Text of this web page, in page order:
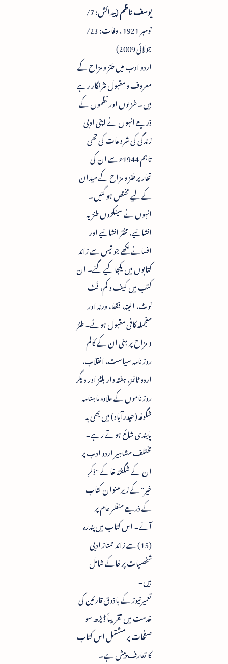
یوسف ناظم
(پیدائش: 7/
نومبر 1921 ، وفات: 23/
جولائی 2009)
اردو ادب میں طنز و مزاح کے
معروف و مقبول نثرنگار رہے
ہیں۔ غزلوں اور نظموں کے
ذریعے انہوں نے اپنی ادبی
زندگی کی شروعات کی تھی
تاہم 1944ء سے ان کی
تحاریر طنز و مزاح کے میدان
کے لیے مختص ہو گئیں۔
انہوں نے سینکڑوں طنزیہ
انشائیے، مختر انشائیے اور
افسانے لکھے جو تیس سے زائد
کتابوں میں یکجا کیے گئے۔ ان
کتب میں کیف و کم، فُٹ
نوٹ، البتہ، فقط، ورنہ اور
منجملہ کافی مقبول ہوئے۔ طنز
و مزاح پر مبنی ان کے کالم
روزنامہ سیاست، انقلاب،
اردو ٹائمز، ہفتہ وار بلٹز اور دیگر
روزناموں کے علاوہ ماہنامہ
شگوفہ (حیدرآباد) میں بھی بہ
پابندی شائع ہوتے رہے۔
مختلف مشاہیر اردو ادب پر
ان کے شگفتہ خاکے "ذکرِ
خیر" کے زیرعنوان کتاب
کے ذریعے منظر عام پر
آئے۔ اس کتاب میں پندرہ
(15) سے زائد ممتاز ادبی
شخصیات پر خاکے شامل
ہیں۔
تعمیرنیوز کے باذوق قارئین کی
خدمت میں تقریباً ڈیڑھ سو
صفحات پر مشتمل اس کتاب
کا تعارف پیش ہے۔